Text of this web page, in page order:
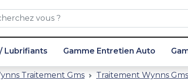
Lubrifiants Gamme Entretien Auto
Traitement Gms Traitement Wynns